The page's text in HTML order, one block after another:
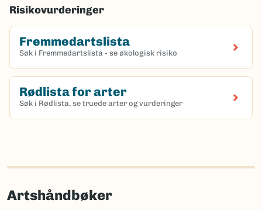
Risikovurderinger
Fremmedartslista
Søk i Fremmedartslista - se økologisk risiko
Rødlista for arter
Søk i Rødlista, se truede arter og vurderinger
Artshåndbøker